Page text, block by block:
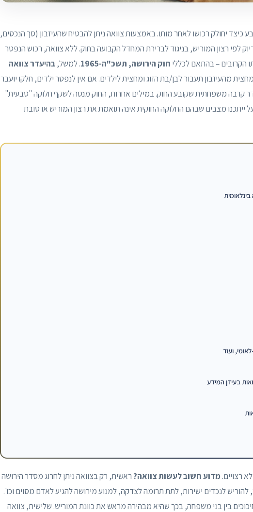
יחולק רכושו לאחר מותו. באמצעות צוואה ניתן להבטיח שהעיזבון (סך הנכסים,
לפי רצון המוריש, בניגוד לברירת המחדל הקבועה בחוק. ללא צוואה, רכוש הנפטר
הקרובים – בהתאם לכללי חוק הירושה, תשכ"ה-1965 . למשל, בהיעדר צוואה
מהעיזבון תעבור לבן/בת הזוג ומחצית לילדים. אם אין לנפטר ילדים, חלקו יועבר
סדר קרבה משפחתית שקובע החוק. במילים אחרות, החוק מנסה לשקף חלוקה "טבעית"
ייתכנו מצבים שבהם החלוקה החוקית אינה תואמת את רצון המוריש או טובת
בינלאומית
ועוד
בעידן המידע
רצויים. מדוע חשוב לעשות צוואה?ראשית, רק בצוואה ניתן לחרוג מסדר הירושה
להוריש לנכדים ישירות, לתת תרומה לצדקה, למנוע מירושה להגיע לאדם מסוים וכו'.
בין בני משפחה, בכך שהיא מבהירה מראש את כוונת המוריש. שלישית, צוואה